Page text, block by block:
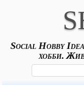
Social Hobby
хобби.